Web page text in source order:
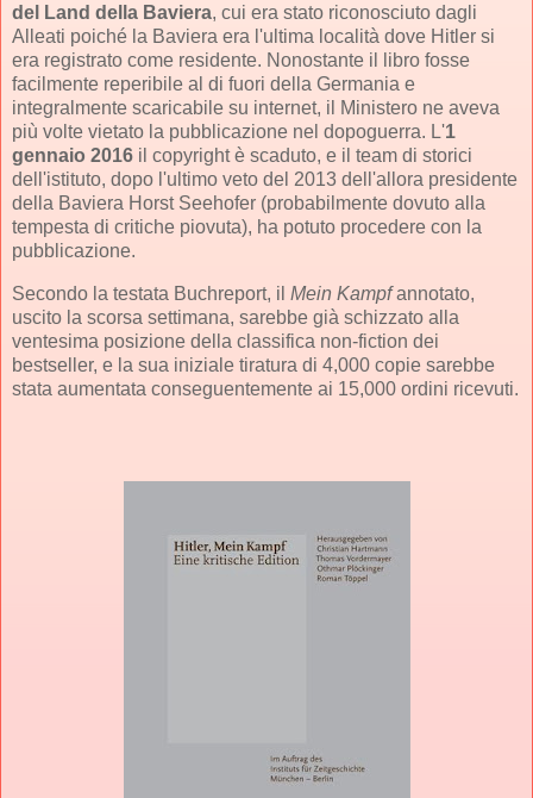
del Land della Baviera, cui era stato riconosciuto dagli
Alleati poiché la Baviera era l'ultima località dove Hitler si
era registrato come residente. Nonostante il libro fosse
facilmente reperibile al di fuori della Germania e
integralmente scaricabile su internet, il Ministero ne aveva
più volte vietato la pubblicazione nel dopoguerra. L'1
gennaio 2016 il copyright è scaduto, e il team di storici
dell'istituto, dopo l'ultimo veto del 2013 dell'allora presidente
della Baviera Horst Seehofer (probabilmente dovuto alla
tempesta di critiche piovuta), ha potuto procedere con la
pubblicazione.
Secondo la testata Buchreport, il Mein Kampfannotato,
uscito la scorsa settimana, sarebbe già schizzato alla
ventesima posizione della classifica non-fiction dei
bestseller, e la sua iniziale tiratura di 4,000 copie sarebbe
stata aumentata conseguentemente ai 15,000 ordini ricevuti.